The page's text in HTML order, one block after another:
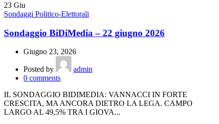
23 Giu
Sondaggi Politico-Elettorali
Sondaggio BiDiMedia – 22 giugno 2026
Giugno 23, 2026
Posted by
admin
0 comments
IL SONDAGGIO BIDIMEDIA: VANNACCI IN FORTE
CRESCITA, MA ANCORA DIETRO LA LEGA. CAMPO
LARGO AL 49,5% TRA I GIOVA...